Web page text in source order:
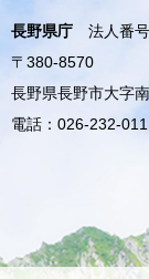
長野県庁
法人番
〒380-8570
長野県長野市大字
電話：026-232-